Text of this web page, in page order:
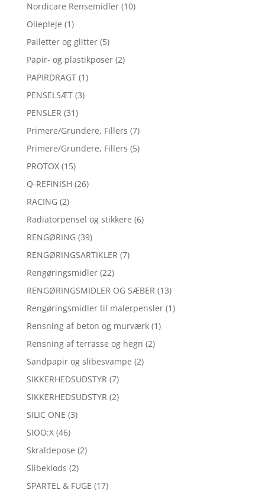
Nordicare Rensemidler (10)
Oliepleje (1)
Pailetter og glitter (5)
Papir- og plastikposer (2)
PAPIRDRAGT (1)
PENSELSÆT (3)
PENSLER (31)
Primere/Grundere, Fillers (7)
Primere/Grundere, Fillers (5)
PROTOX (15)
Q-REFINISH (26)
RACING (2)
Radiatorpensel og stikkere (6)
RENGØRING (39)
RENGØRINGSARTIKLER (7)
Rengøringsmidler (22)
RENGØRINGSMIDLER OG SÆBER (13)
Rengøringsmidler til malerpensler (1)
Rensning af beton og murværk (1)
Rensning af terrasse og hegn (2)
Sandpapir og slibesvampe (2)
SIKKERHEDSUDSTYR (7)
SIKKERHEDSUDSTYR (2)
SILIC ONE (3)
SIOO:X (46)
Skraldepose (2)
Slibeklods (2)
SPARTEL & FUGE (17)